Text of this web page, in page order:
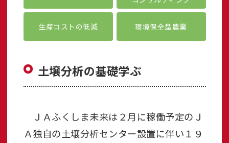
生産コストの低減 環境保全型農業
土壌分析の基礎学ぶ
ＪＡふくしま未来は２月に稼働予定のＪ
Ａ独自の土壌分析センター設置に伴い１９